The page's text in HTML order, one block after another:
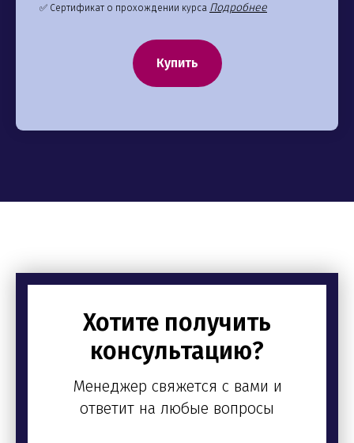
✅ Сертификат о прохождении курса Подробнее
Купить
Хотите получить
консультацию?
Менеджер свяжется с вами и
ответит на любые вопросы